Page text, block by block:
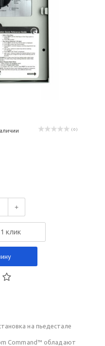
( 0 )
+
клик
на пьедестале
Command™ обладают